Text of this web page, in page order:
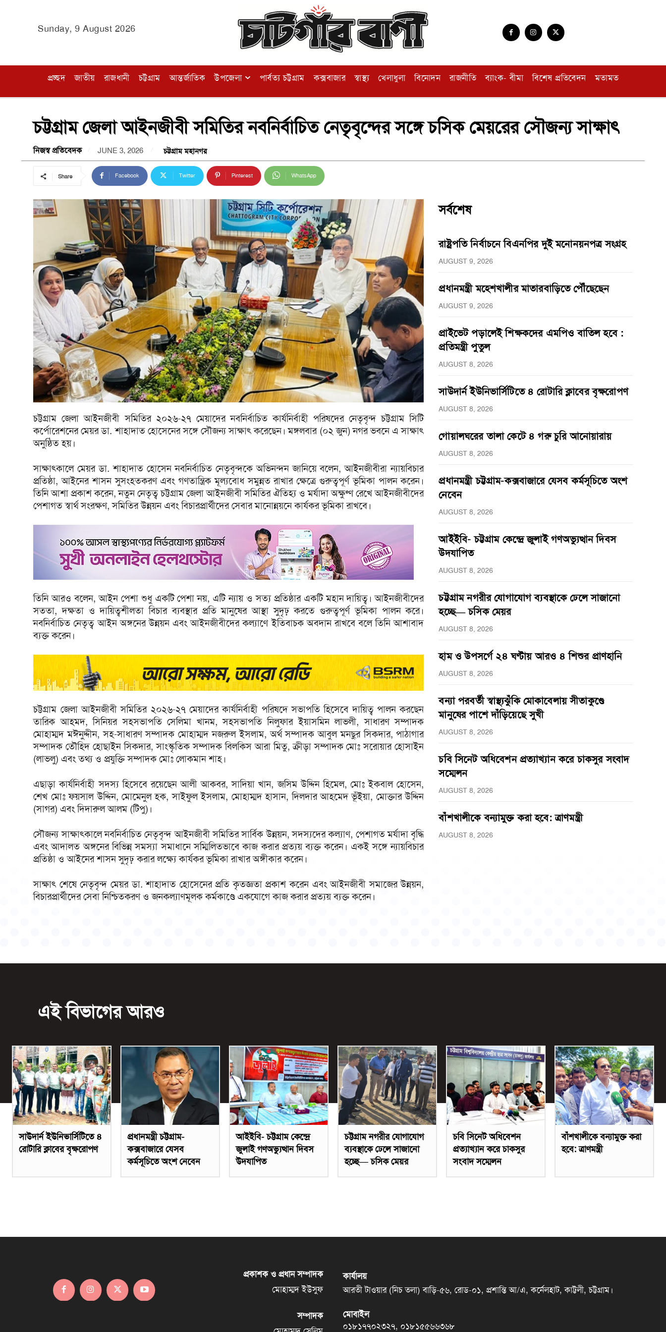
Sunday, 9 August 2026
প্রচ্ছদ জাতীয় রাজধানী চট্টগ্রাম আন্তর্জাতিক উপজেলা পার্বত্য চট্টগ্রাম কক্সবাজার স্বাস্থ্য খেলাধুলা বিনোদন রাজনীতি ব্যাংক- বীমা বিশেষ প্রতিবেদন মতামত
চট্টগ্রাম জেলা আইনজীবী সমিতির নবনির্বাচিত নেতৃবৃন্দের সঙ্গে চসিক মেয়রের সৌজন্য সাক্ষাৎ
নিজস্ব প্রতিবেদক JUNE 3, 2026 চট্টগ্রাম মহানগর
Share Facebook Twitter Pinterest WhatsApp
চট্টগ্রাম জেলা আইনজীবী সমিতির ২০২৬-২৭ মেয়াদের নবনির্বাচিত কার্যনির্বাহী পরিষদের নেতৃবৃন্দ চট্টগ্রাম সিটি
কর্পোরেশনের মেয়র ডা. শাহাদাত হোসেনের সঙ্গে সৌজন্য সাক্ষাৎ করেছেন। মঙ্গলবার (০২ জুন) নগর ভবনে এ সাক্ষাৎ
অনুষ্ঠিত হয়।
সাক্ষাৎকালে মেয়র ডা. শাহাদাত হোসেন নবনির্বাচিত নেতৃবৃন্দকে অভিনন্দন জানিয়ে বলেন, আইনজীবীরা ন্যায়বিচার
প্রতিষ্ঠা, আইনের শাসন সুসংহতকরণ এবং গণতান্ত্রিক মূল্যবোধ সমুন্নত রাখার ক্ষেত্রে গুরুত্বপূর্ণ ভূমিকা পালন করেন।
তিনি আশা প্রকাশ করেন, নতুন নেতৃত্ব চট্টগ্রাম জেলা আইনজীবী সমিতির ঐতিহ্য ও মর্যাদা অক্ষুণ্ণ রেখে আইনজীবীদের
পেশাগত স্বার্থ সংরক্ষণ, সমিতির উন্নয়ন এবং বিচারপ্রার্থীদের সেবার মানোন্নয়নে কার্যকর ভূমিকা রাখবে।
তিনি আরও বলেন, আইন পেশা শুধু একটি পেশা নয়, এটি ন্যায় ও সত্য প্রতিষ্ঠার একটি মহান দায়িত্ব। আইনজীবীদের
সততা, দক্ষতা ও দায়িত্বশীলতা বিচার ব্যবস্থার প্রতি মানুষের আস্থা সুদৃঢ় করতে গুরুত্বপূর্ণ ভূমিকা পালন করে।
নবনির্বাচিত নেতৃত্ব আইন অঙ্গনের উন্নয়ন এবং আইনজীবীদের কল্যাণে ইতিবাচক অবদান রাখবে বলে তিনি আশাবাদ
ব্যক্ত করেন।
চট্টগ্রাম জেলা আইনজীবী সমিতির ২০২৬-২৭ মেয়াদের কার্যনির্বাহী পরিষদে সভাপতি হিসেবে দায়িত্ব পালন করছেন
তারিক আহমদ, সিনিয়র সহসভাপতি সেলিমা খানম, সহসভাপতি নিলুফার ইয়াসমিন লাভলী, সাধারণ সম্পাদক
মোহাম্মদ মঈনুদ্দীন, সহ-সাধারণ সম্পাদক মোহাম্মদ নজরুল ইসলাম, অর্থ সম্পাদক আবুল মনছুর সিকদার, পাঠাগার
সম্পাদক তৌহিদ হোছাইন সিকদার, সাংস্কৃতিক সম্পাদক বিলকিস আরা মিতু, ক্রীড়া সম্পাদক মোঃ সরোয়ার হোসাইন
(লাভলু) এবং তথ্য ও প্রযুক্তি সম্পাদক মোঃ লোকমান শাহ।
এছাড়া কার্যনির্বাহী সদস্য হিসেবে রয়েছেন আলী আকবর, সাদিয়া খান, জসিম উদ্দিন হিমেল, মোঃ ইকবাল হোসেন,
শেখ মোঃ ফয়সাল উদ্দিন, মোমেনুল হক, সাইফুল ইসলাম, মোহাম্মদ হাসান, দিলদার আহমেদ ভূঁইয়া, মোক্তার উদ্দিন
(সাগর) এবং দিদারুল আলম (টিপু)।
সৌজন্য সাক্ষাৎকালে নবনির্বাচিত নেতৃবৃন্দ আইনজীবী সমিতির সার্বিক উন্নয়ন, সদস্যদের কল্যাণ, পেশাগত মর্যাদা বৃদ্ধি
এবং আদালত অঙ্গনের বিভিন্ন সমস্যা সমাধানে সম্মিলিতভাবে কাজ করার প্রত্যয় ব্যক্ত করেন। একই সঙ্গে ন্যায়বিচার
প্রতিষ্ঠা ও আইনের শাসন সুদৃঢ় করার লক্ষ্যে কার্যকর ভূমিকা রাখার অঙ্গীকার করেন।
সাক্ষাৎ শেষে নেতৃবৃন্দ মেয়র ডা. শাহাদাত হোসেনের প্রতি কৃতজ্ঞতা প্রকাশ করেন এবং আইনজীবী সমাজের উন্নয়ন,
বিচারপ্রার্থীদের সেবা নিশ্চিতকরণ ও জনকল্যাণমূলক কর্মকাণ্ডে একযোগে কাজ করার প্রত্যয় ব্যক্ত করেন।
সর্বশেষ
রাষ্ট্রপতি নির্বাচনে বিএনপির দুই মনোনয়নপত্র সংগ্রহ
AUGUST 9, 2026
প্রধানমন্ত্রী মহেশখালীর মাতারবাড়িতে পৌঁছেছেন
AUGUST 9, 2026
প্রাইভেট পড়ালেই শিক্ষকদের এমপিও বাতিল হবে :
প্রতিমন্ত্রী পুতুল
AUGUST 8, 2026
সাউদার্ন ইউনিভার্সিটিতে ৪ রোটারি ক্লাবের বৃক্ষরোপণ
AUGUST 8, 2026
গোয়ালঘরের তালা কেটে ৪ গরু চুরি আনোয়ারায়
AUGUST 8, 2026
প্রধানমন্ত্রী চট্টগ্রাম-কক্সবাজারে যেসব কর্মসূচিতে অংশ
নেবেন
AUGUST 8, 2026
আইইবি- চট্টগ্রাম কেন্দ্রে জুলাই গণঅভ্যুত্থান দিবস
উদযাপিত
AUGUST 8, 2026
চট্টগ্রাম নগরীর যোগাযোগ ব্যবস্থাকে ঢেলে সাজানো
হচ্ছে— চসিক মেয়র
AUGUST 8, 2026
হাম ও উপসর্গে ২৪ ঘণ্টায় আরও ৪ শিশুর প্রাণহানি
AUGUST 8, 2026
বন্যা পরবর্তী স্বাস্থ্যঝুঁকি মোকাবেলায় সীতাকুণ্ডে
মানুষের পাশে দাঁড়িয়েছে সুখী
AUGUST 8, 2026
চবি সিনেট অধিবেশন প্রত্যাখ্যান করে চাকসুর সংবাদ
সম্মেলন
AUGUST 8, 2026
বাঁশখালীকে বন্যামুক্ত করা হবে: ত্রাণমন্ত্রী
AUGUST 8, 2026
এই বিভাগের আরও
সাউদার্ন ইউনিভার্সিটিতে ৪
রোটারি ক্লাবের বৃক্ষরোপণ
প্রধানমন্ত্রী চট্টগ্রাম-
কক্সবাজারে যেসব
কর্মসূচিতে অংশ নেবেন
আইইবি- চট্টগ্রাম কেন্দ্রে
জুলাই গণঅভ্যুত্থান দিবস
উদযাপিত
চট্টগ্রাম নগরীর যোগাযোগ
ব্যবস্থাকে ঢেলে সাজানো
হচ্ছে— চসিক মেয়র
চবি সিনেট অধিবেশন
প্রত্যাখ্যান করে চাকসুর
সংবাদ সম্মেলন
বাঁশখালীকে বন্যামুক্ত করা
হবে: ত্রাণমন্ত্রী
প্রকাশক ও প্রধান সম্পাদক
মোহাম্মদ ইউসুফ
সম্পাদক
কার্যালয়
আরতী টাওয়ার (নিচ তলা) বাড়ি-৫৬, রোড-০১, প্রশান্তি আ/এ, কর্নেলহাট, কাট্টলী, চট্টগ্রাম।
মোবাইল
০১৮১৭৭০২৩২৭, ০১৮১৫৫৬৬৩৬৮